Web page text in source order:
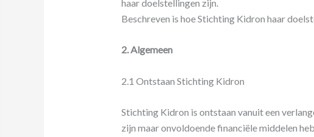
haar doelstellingen zijn.
Beschreven is hoe Stichting Kidron haar
2. Algemeen
2.1 Ontstaan Stichting Kidron
Stichting Kidron is ontstaan vanuit een
zijn maar onvoldoende financiële middelen